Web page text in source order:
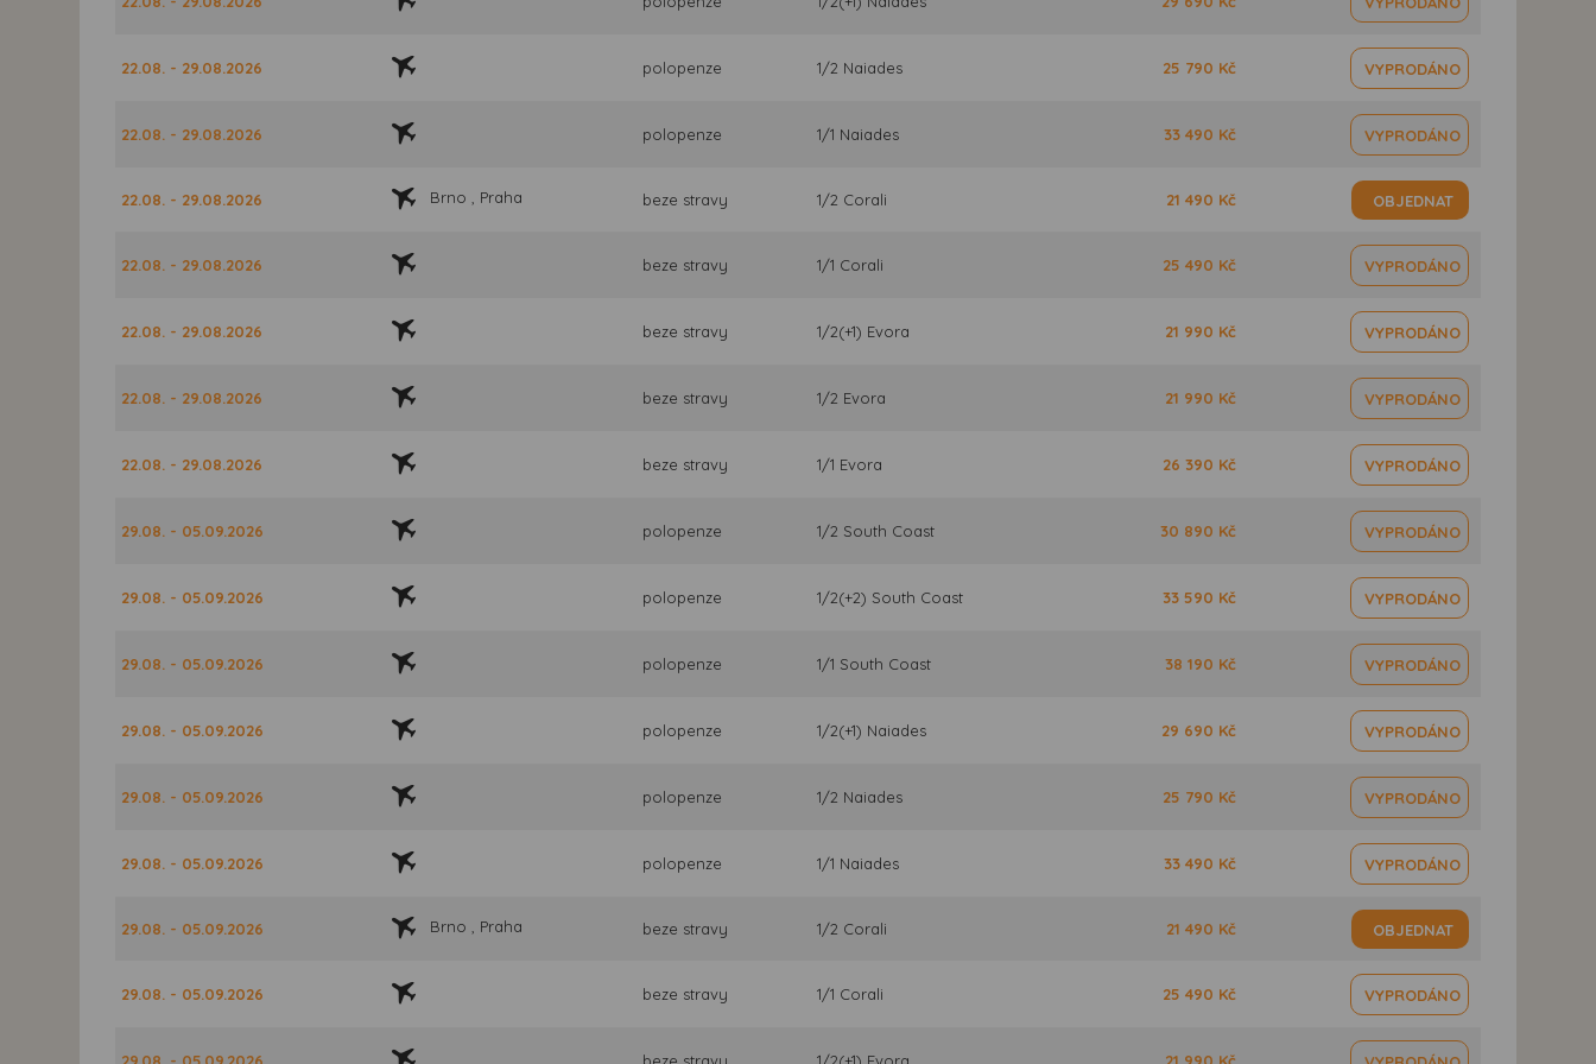
22.08. - 29.08.2026 polopenze 1/2 Naiades 25 790 Kč VYPRODÁNO
22.08. - 29.08.2026 polopenze 1/1 Naiades 33 490 Kč VYPRODÁNO
22.08. - 29.08.2026 Brno , Praha beze stravy 1/2 Corali 21 490 Kč OBJEDNAT
22.08. - 29.08.2026 beze stravy 1/1 Corali 25 490 Kč VYPRODÁNO
22.08. - 29.08.2026 beze stravy 1/2(+1) Evora 21 990 Kč VYPRODÁNO
22.08. - 29.08.2026 beze stravy 1/2 Evora 21 990 Kč VYPRODÁNO
22.08. - 29.08.2026 beze stravy 1/1 Evora 26 390 Kč VYPRODÁNO
29.08. - 05.09.2026 polopenze 1/2 South Coast 30 890 Kč VYPRODÁNO
29.08. - 05.09.2026 polopenze 1/2(+2) South Coast 33 590 Kč VYPRODÁNO
29.08. - 05.09.2026 polopenze 1/1 South Coast 38 190 Kč VYPRODÁNO
29.08. - 05.09.2026 polopenze 1/2(+1) Naiades 29 690 Kč VYPRODÁNO
29.08. - 05.09.2026 polopenze 1/2 Naiades 25 790 Kč VYPRODÁNO
29.08. - 05.09.2026 polopenze 1/1 Naiades 33 490 Kč VYPRODÁNO
29.08. - 05.09.2026 Brno , Praha beze stravy 1/2 Corali 21 490 Kč OBJEDNAT
29.08. - 05.09.2026 beze stravy 1/1 Corali 25 490 Kč VYPRODÁNO